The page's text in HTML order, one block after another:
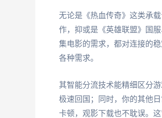
无论是《热血传奇》这类承
作，抑或是《英雄联盟》国
集电影的需求，都对连接的
各种需求。
其智能分流技术能精细区分
极速回国；同时，你的其他
卡顿，观影下载也不耽误。